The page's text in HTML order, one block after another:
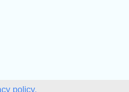
policy.